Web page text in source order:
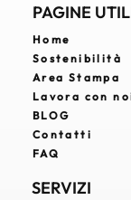
Real
perché
PAGINE
Home
Sostenibilità
Area Stampa
Lavora con
BLOG
Contatti
FAQ
SERVIZI